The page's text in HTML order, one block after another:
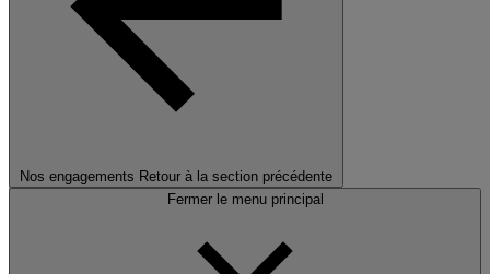
Nos engagements Retour à la section précédente
Fermer le menu principal